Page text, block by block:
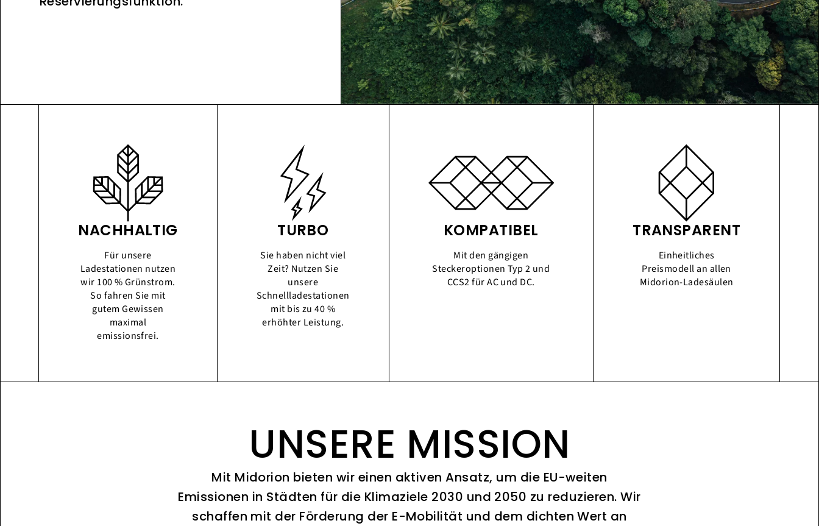
NACHHALTIG
Für unsere
Ladestationen nutzen
wir 100 % Grünstrom.
So fahren Sie mit
gutem Gewissen
maximal
emissionsfrei.
TURBO
Sie haben nicht viel
Zeit? Nutzen Sie
unsere
Schnellladestationen
mit bis zu 40 %
erhöhter Leistung.
KOMPATIBEL
Mit den gängigen
Steckeroptionen Typ 2 und
CCS2 für AC und DC.
TRANSPARENT
Einheitliches
Preismodell an allen
Midorion-Ladesäulen
UNSERE MISSION
Mit Midorion bieten wir einen aktiven Ansatz, um die EU-weiten
Emissionen in Städten für die Klimaziele 2030 und 2050 zu reduzieren. Wir
schaffen mit der Förderung der E-Mobilität und dem dichten Wert an